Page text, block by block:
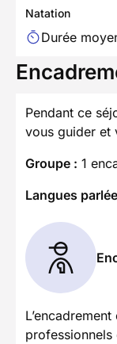
Natation
Durée
Pendant ce
vous guider et
Groupe : 1
Langues
professionnels